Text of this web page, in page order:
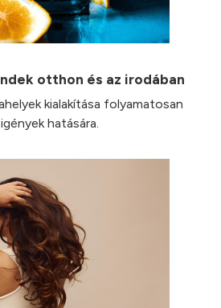
otthon és az irodában
kialakítása folyamatosan
hatására.